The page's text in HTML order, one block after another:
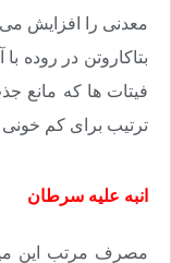
معدنی را افزایش
بتاکاروتن در روده
فیتات ها که مانع
ترتیب برای کم
انبه علیه سرطان
مصرف مرتب این